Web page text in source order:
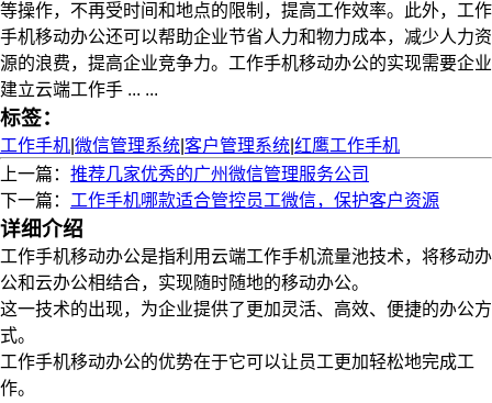
等操作，不再受时间和地点的限制，提高工作效率。此外，工作
手机移动办公还可以帮助企业节省人力和物力成本，减少人力资
源的浪费，提高企业竞争力。工作手机移动办公的实现需要企业
建立云端工作手 ... ...
标签：
工作手机 微信管理系统 客户管理系统 红鹰工作手机
上一篇： 推荐几家优秀的广州微信管理服务公司
下一篇： 工作手机哪款适合管控员工微信，保护客户资源
详细介绍
工作手机移动办公是指利用云端工作手机流量池技术，将移动办
公和云办公相结合，实现随时随地的移动办公。
这一技术的出现，为企业提供了更加灵活、高效、便捷的办公方
式。
工作手机移动办公的优势在于它可以让员工更加轻松地完成工
作。